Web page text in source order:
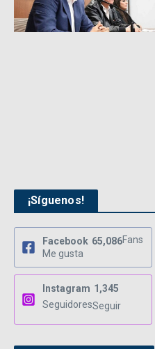
¡Síguenos!
Facebook 65,086Fans
Me gusta
Instagram 1,345
SeguidoresSeguir